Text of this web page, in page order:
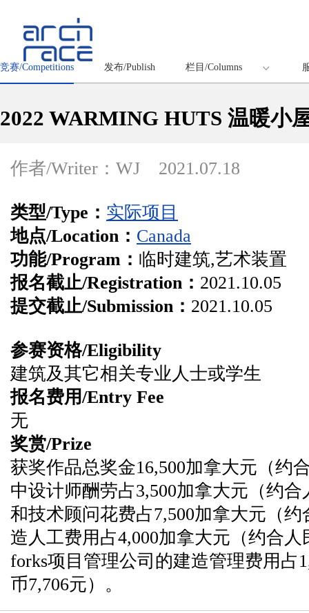
竞赛/Competitions 发布/Publish 栏目/Columns
2022 WARMING HUTS 温暖小
作者/Writer：WJ 2021.07.18
类型/Type： 实际项目
地点/Location： Canada
功能/Program： 临时建筑,艺术装置
报名截止/Registration： 2021.10.05
提交截止/Submission： 2021.10.05
参赛资格/Eligibility
建筑及其它相关专业人士或学生
报名费用/Entry Fee
无
奖赏/Prize
获奖作品总奖金16,500加拿大元（约
中设计师酬劳占3,500加拿大元（约
和技术顾问花费占7,500加拿大元（约
造人工费用占4,000加拿大元（约合人
forks项目管理公司的建造管理费用占
币7,706元）。